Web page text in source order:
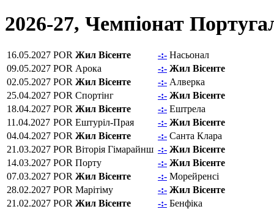
2026-27, Чемпіонат
16.05.2027 POR Жил Вісенте -:- Насьонал
09.05.2027 POR Арока -:- Жил Вісенте
02.05.2027 POR Жил Вісенте -:- Алверка
25.04.2027 POR Спортінг -:- Жил Вісенте
18.04.2027 POR Жил Вісенте -:- Ештрела
11.04.2027 POR Ештуріл-Прая -:- Жил Вісенте
04.04.2027 POR Жил Вісенте -:- Санта Клара
21.03.2027 POR Віторія Гімарайнш -:- Жил Вісенте
14.03.2027 POR Порту -:- Жил Вісенте
07.03.2027 POR Жил Вісенте -:- Морейренсі
28.02.2027 POR Марітіму -:- Жил Вісенте
21.02.2027 POR Жил Вісенте -:- Бенфіка